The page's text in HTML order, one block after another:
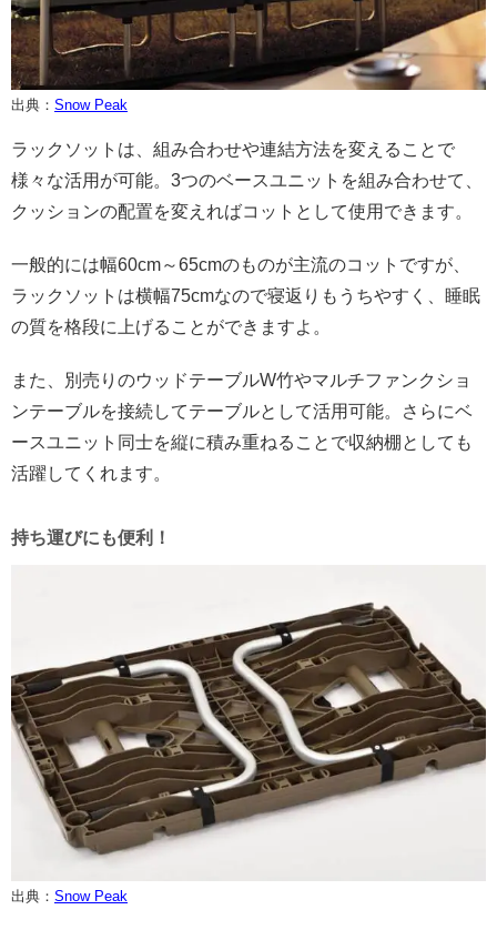
出典： Snow Peak
ラックソットは、組み合わせや連結方法を変えることで
様々な活用が可能。3つのベースユニットを組み合わせて、
クッションの配置を変えればコットとして使用できます。
一般的には幅60cm～65cmのものが主流のコットですが、
ラックソットは横幅75cmなので寝返りもうちやすく、睡眠
の質を格段に上げることができますよ。
また、別売りのウッドテーブルW竹やマルチファンクショ
ンテーブルを接続してテーブルとして活用可能。さらにベ
ースユニット同士を縦に積み重ねることで収納棚としても
活躍してくれます。
持ち運びにも便利！
出典： Snow Peak